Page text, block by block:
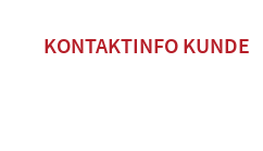
KONTAKTINFO KUNDE